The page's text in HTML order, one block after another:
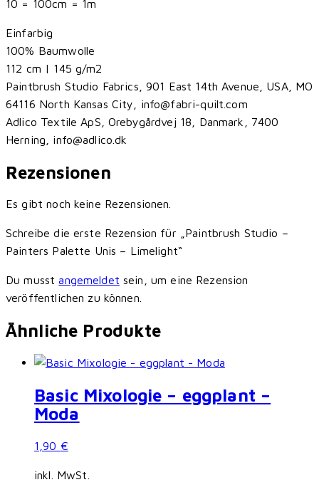
10 = 100cm = 1m
Einfarbig
100% Baumwolle
112 cm | 145 g/m2
Paintbrush Studio Fabrics, 901 East 14th Avenue, USA, MO
64116 North Kansas City, info@fabri-quilt.com
Adlico Textile ApS, Orebygårdvej 18, Danmark, 7400
Herning, info@adlico.dk
Rezensionen
Es gibt noch keine Rezensionen.
Schreibe die erste Rezension für „Paintbrush Studio –
Painters Palette Unis – Limelight“
Du musstangemeldet sein, um eine Rezension
veröffentlichen zu können.
Ähnliche Produkte
Basic Mixologie – eggplant –
Moda
1,90 €
inkl. MwSt.